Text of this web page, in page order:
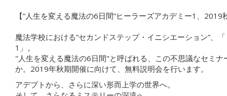
【“人生を変える魔法の6日間”ヒーラーズアカデミー1、2019
魔法学校における“セカンドステップ・イニシエーション”、
1」。
"人生を変える魔法の6日間"と呼ばれる、この不思議なセミナ
か。2019年秋期開催に向けて、無料説明会を行います。
アデプトから、さらに深い形而上学の世界へ。